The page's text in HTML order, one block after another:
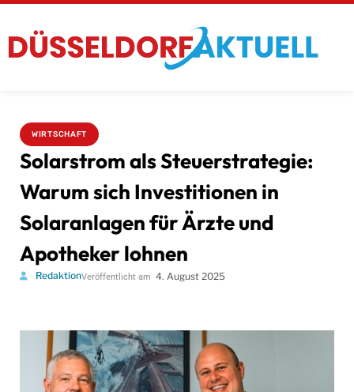
WIRTSCHAFT
Solarstrom als Steuerstrategie:
Warum sich Investitionen in
Solaranlagen für Ärzte und
Apotheker lohnen
RedaktionVeröffentlicht am 4. August 2025